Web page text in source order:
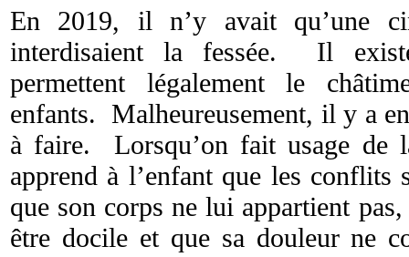
En 2019, il n’y avait qu’une
interdisaient la fessée. Il
permettent légalement le
enfants. Malheureusement, il y a
à faire. Lorsqu’on fait usage de
apprend à l’enfant que les conflits
que son corps ne lui appartient
être docile et que sa douleur ne